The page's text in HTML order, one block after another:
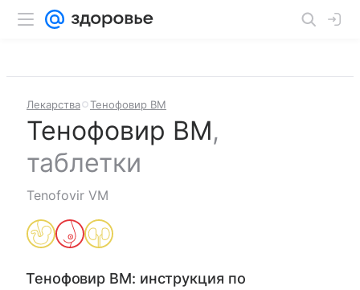
Лекарства Тенофовир ВМ
Тенофовир ВМ,
таблетки
Tenofovir VM
Тенофовир ВМ: инструкция по